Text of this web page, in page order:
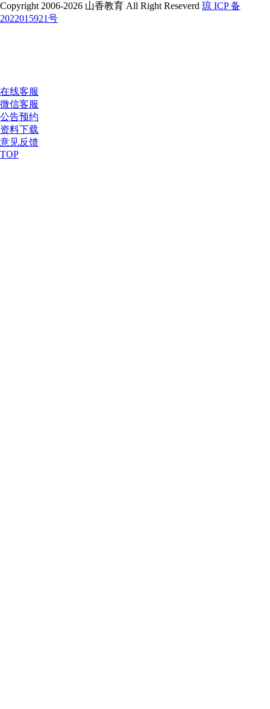
Copyright 2006-2026 山香教育 All Right Reseverd 琼 ICP 备
2022015921号
在线客服
微信客服
公告预约
资料下载
意见反馈
TOP